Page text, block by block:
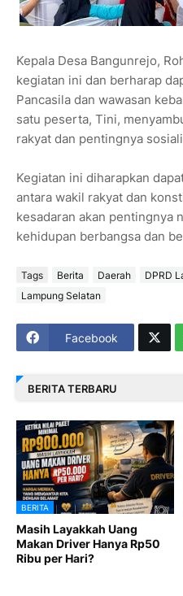
Kepala Desa Bangunrejo,
kegiatan ini dan berharap
Pancasila dan wawasan
satu peserta, Tini,
rakyat dan pentingnya
Kegiatan ini diharapkan
antara wakil rakyat dan
kesadaran akan pentingnya
kehidupan berbangsa dan
Tags Berita Daerah DPRD
Lampung Selatan
Facebook
BERITA TERBARU
BERITA
Masih Layakkah Uang
Makan Driver Hanya Rp50
Ribu per Hari?